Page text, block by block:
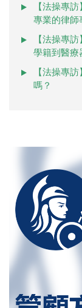
【法操專
專業的律師
【法操專
學籍到醫療
【法操專
嗎？